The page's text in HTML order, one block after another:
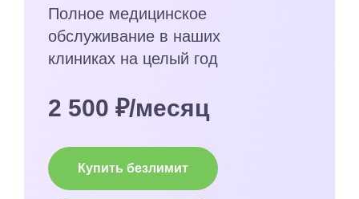
Полное медицинское
обслуживание в наших
клиниках на целый год
2 500 ₽/месяц
Купить безлимит